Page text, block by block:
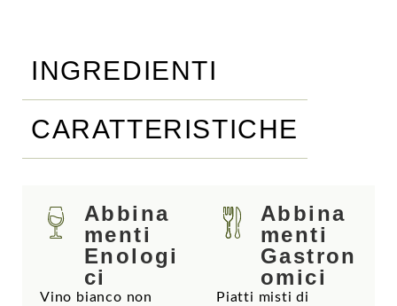
INGREDIENTI
CARATTERISTICHE
Abbina
menti
Gastron
omici
Piatti misti di
Abbina
menti
Enologi
ci
Vino bianco non